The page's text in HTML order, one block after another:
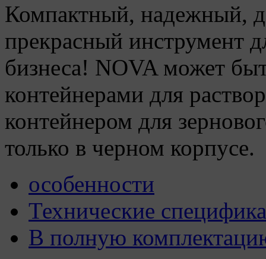
Компактный, надежный,
прекрасный инструмент
бизнеса! NOVA может
контейнерами для
контейнером для
только в черном корпусе.
особенности
Технические
В полную